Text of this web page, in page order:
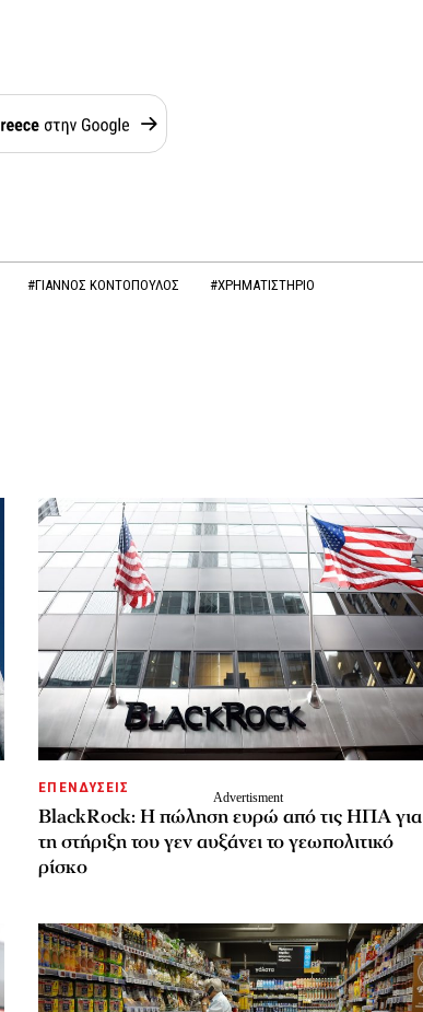
#ΓΙΑΝΝΟΣ ΚΟΝΤΟΠΟΥΛΟΣ #ΧΡΗΜΑΤΙΣΤΗΡΙΟ
ΕΠΕΝΔΥΣΕΙΣ
BlackRock: Η πώληση ευρώ από τις ΗΠΑ για
τη στήριξη του γεν αυξάνει το γεωπολιτικό
ρίσκο